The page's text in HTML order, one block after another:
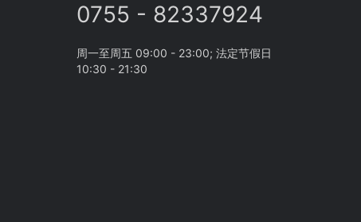
0755 - 82337924
周一至周五 09:00 - 23:00; 法定节假日
10:30 - 21:30